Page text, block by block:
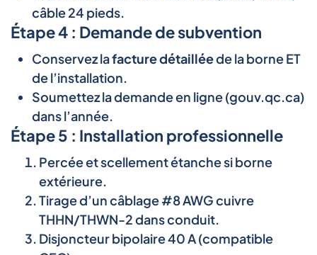
câble 24 pieds.
Étape 4 : Demande de subvention
Conservez lafacture détailléede la borne ET
de l’installation.
Soumettez la demande en ligne (gouv.qc.ca)
dans l’année.
Étape 5 : Installation professionnelle
Percée et scellement étanche si borne
extérieure.
Tirage d’un câblage #8 AWG cuivre
THHN/THWN-2 dans conduit.
Disjoncteur bipolaire 40 A (compatible